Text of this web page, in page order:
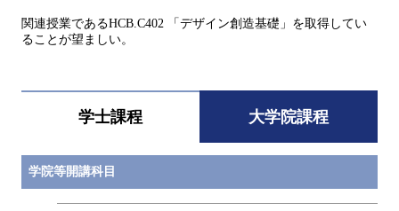
関連授業であるHCB.C402 「デザイン創造基礎」を取得してい
ることが望ましい。
学士課程 大学院課程
学院等開講科目